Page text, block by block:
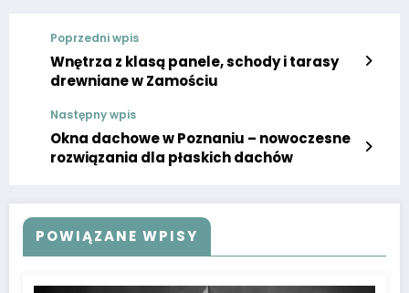
Poprzedni wpis
Wnętrza z klasą panele, schody i tarasy
drewniane w Zamościu
Następny wpis
Okna dachowe w Poznaniu – nowoczesne
rozwiązania dla płaskich dachów
POWIĄZANE WPISY